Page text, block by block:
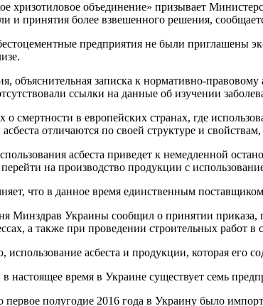
хризотиловое объединение» призывает
и принятия более взвешенного решения,
предприятия не были приглашены
объяснительная записка к нормативно-
ссылки на данные об изучении
смертности в европейских странах, где
отличаются по своей структуре и
асбеста приведет к немедленной
на производство продукции с
что в данное время единственным поставщиком
Минздрав Украины сообщил о принятии приказа,
а также при проведении строительных работ в
использование асбеста и продукции, которая его
время в Украине существует семь
первое полугодие 2016 года в Украину было